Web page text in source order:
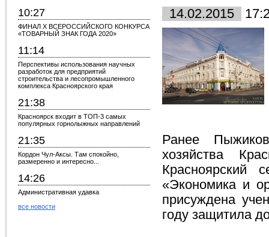
10:27
ФИНАЛ X ВСЕРОССИЙСКОГО КОНКУРСА
«ТОВАРНЫЙ ЗНАК ГОДА 2020»
11:14
Перспективы использования научных
разработок для предприятий
строительства и лесопромышленного
комплекса Красноярского края
21:38
Красноярск входит в ТОП-3 самых
популярных горнолыжных направлений
21:35
Кордон Чул-Аксы. Там спокойно,
размеренно и интересно...
14:26
Административная удавка
все новости
14.02.2015
Ранее
хозяйства
Красноярский
«Экономика и
присуждена
году защитила